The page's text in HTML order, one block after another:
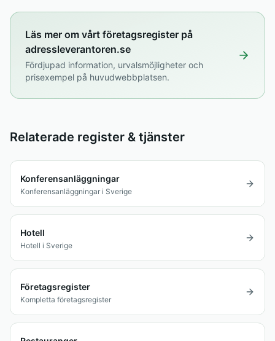
Läs mer om vårt företagsregister på
adressleverantoren.se
Fördjupad information, urvalsmöjligheter och
prisexempel på huvudwebbplatsen.
Relaterade register & tjänster
Konferensanläggningar
Konferensanläggningar i Sverige
Hotell
Hotell i Sverige
Företagsregister
Kompletta företagsregister